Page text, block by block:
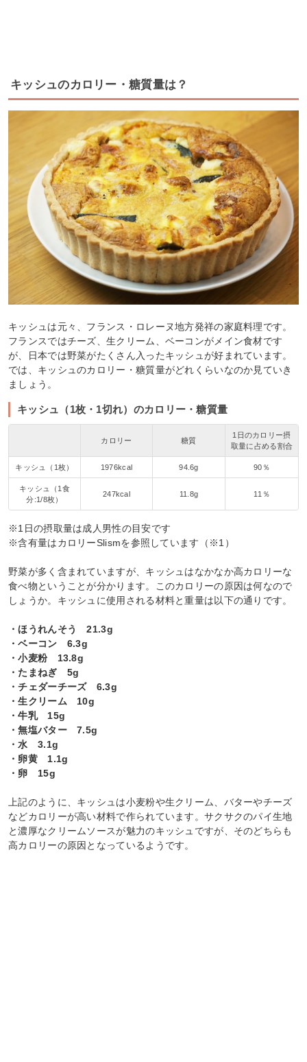
キッシュのカロリー・糖質量は？
キッシュは元々、フランス・ロレーヌ地方発祥の家庭料理です。
フランスではチーズ、生クリーム、ベーコンがメイン食材です
が、日本では野菜がたくさん入ったキッシュが好まれています。
では、キッシュのカロリー・糖質量がどれくらいなのか見ていき
ましょう。
キッシュ（1枚・1切れ）のカロリー・糖質量
カロリー 糖質
1日のカロリー摂
取量に占める割合
キッシュ（1枚） 1976kcal 94.6g 90％
キッシュ（1食
分:1/8枚）
247kcal 11.8g 11％
※1日の摂取量は成人男性の目安です
※含有量はカロリーSlismを参照しています（※1）
野菜が多く含まれていますが、キッシュはなかなか高カロリーな
食べ物ということが分かります。このカロリーの原因は何なので
しょうか。キッシュに使用される材料と重量は以下の通りです。
・ほうれんそう 21.3g
・ベーコン 6.3g
・小麦粉 13.8g
・たまねぎ 5g
・チェダーチーズ 6.3g
・生クリーム 10g
・牛乳 15g
・無塩バター 7.5g
・水 3.1g
・卵黄 1.1g
・卵 15g
上記のように、キッシュは小麦粉や生クリーム、バターやチーズ
などカロリーが高い材料で作られています。サクサクのパイ生地
と濃厚なクリームソースが魅力のキッシュですが、そのどちらも
高カロリーの原因となっているようです。